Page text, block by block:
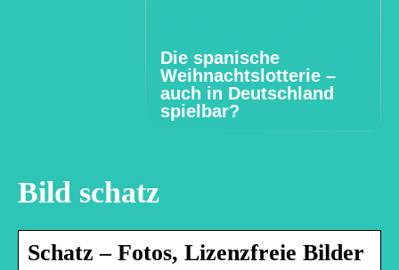
Die spanische
Weihnachtslotterie –
auch in Deutschland
spielbar?
Bild schatz
Schatz – Fotos, Lizenzfreie Bilder